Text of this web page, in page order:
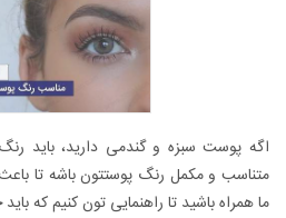
اگه پوست سبزه و گندمی دارید، باید
متناسب و مکمل رنگ پوستتون باشه تا
ما همراه باشید تا راهنمایی تون کنیم که